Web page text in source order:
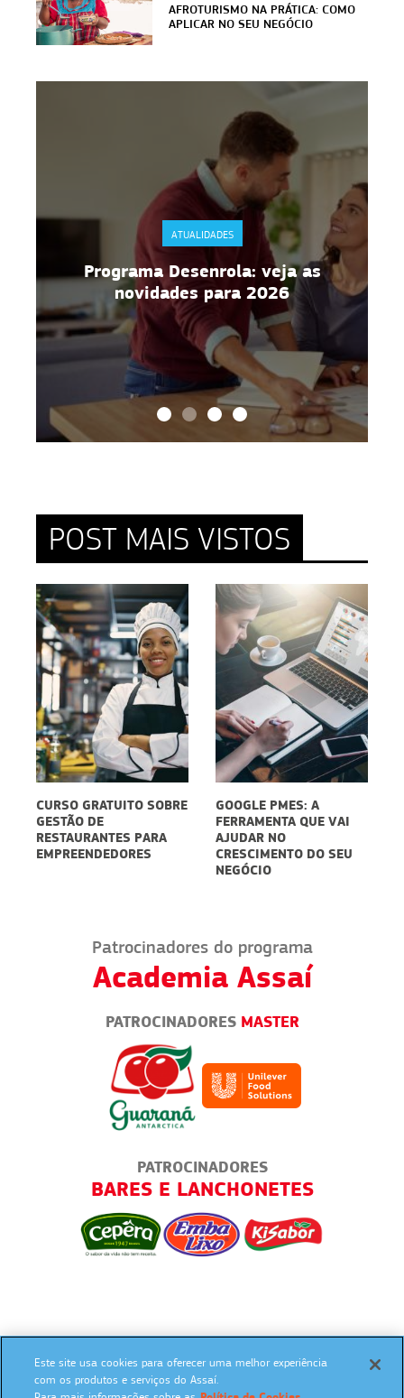
AFROTURISMO NA PRÁTICA: COMO
APLICAR NO SEU NEGÓCIO
ATUALIDADES
Programa Desenrola: veja as
novidades para 2026
POST MAIS VISTOS
CURSO GRATUITO SOBRE
GESTÃO DE
RESTAURANTES PARA
EMPREENDEDORES
GOOGLE PMES: A
FERRAMENTA QUE VAI
AJUDAR NO
CRESCIMENTO DO SEU
NEGÓCIO
Patrocinadores do programa
Academia Assaí
PATROCINADORES MASTER
PATROCINADORES
BARES E LANCHONETES
SIGA NAS REDES SOCIAIS:
Este site usa cookies para oferecer uma melhor experiência
com os produtos e serviços do Assaí.